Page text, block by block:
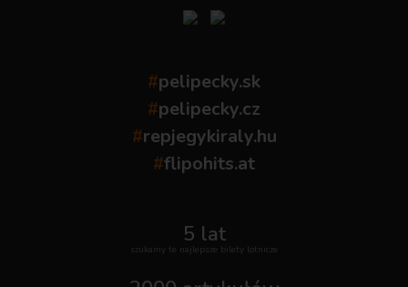
#pelipecky.sk
#pelipecky.cz
#repjegykiraly.hu
#flipohits.at
5 lat
szukamy te najlepsze bilety lotnicze